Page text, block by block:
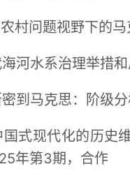
村问题视野下的
河水系治理举措
到马克思：阶级
式现代化的历史
年第3期，合作